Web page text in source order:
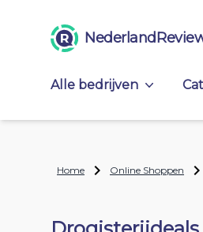
Alle bedrijven
Home Online Shoppen